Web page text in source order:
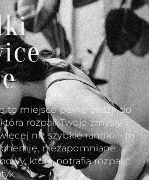
to miejsce pełne okazji do
rozpali Twoje zmysły.
niż szybkie randki – to
niezapomniane
które potrafią rozpalić